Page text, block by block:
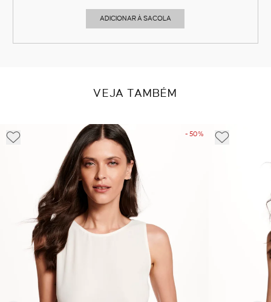
ADICIONAR À SACOLA
VEJA TAMBÉM
- 50%